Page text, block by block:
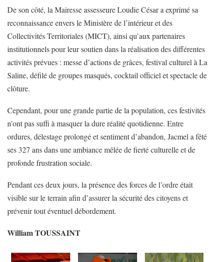
De son côté, la Mairesse assesseure Loudie César a exprimé sa
reconnaissance envers le Ministère de l’intérieur et des
Collectivités Territoriales (MICT), ainsi qu’aux partenaires
institutionnels pour leur soutien dans la réalisation des différentes
activités prévues : messe d’actions de grâces, festival culturel à La
Saline, défilé de groupes masqués, cocktail officiel et spectacle de
clôture.
Cependant, pour une grande partie de la population, ces festivités
n’ont pas suffi à masquer la dure réalité quotidienne. Entre
ordures, délestage prolongé et sentiment d’abandon, Jacmel a fêté
ses 327 ans dans une ambiance mêlée de fierté culturelle et de
profonde frustration sociale.
Pendant ces deux jours, la présence des forces de l’ordre était
visible sur le terrain afin d’assurer la sécurité des citoyens et
prévenir tout éventuel débordement.
William TOUSSAINT